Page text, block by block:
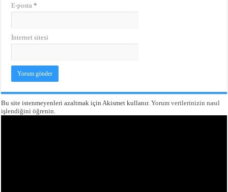
E-posta*
İnternet sitesi
Bu site istenmeyenleri azaltmak için Akismet kullanır.Yorum verilerinizin nasıl
işlendiğini öğrenin.